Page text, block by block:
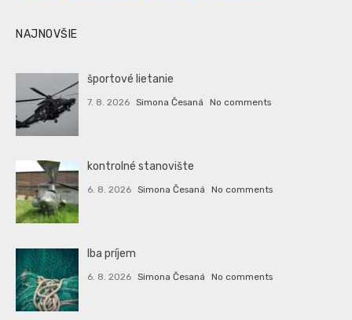
NAJNOVŠIE
športové lietanie
7. 8. 2026 Simona Česaná No comments
kontrolné stanovište
6. 8. 2026 Simona Česaná No comments
Iba príjem
6. 8. 2026 Simona Česaná No comments